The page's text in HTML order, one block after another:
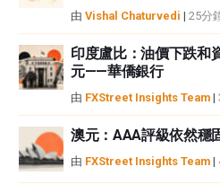
由 Vishal Chaturvedi | 25分
印度盧比：油價下跌和
元——華僑銀行
由 FXStreet Insights Team |
澳元：AAA評級依然穩
由 FXStreet Insights Team |